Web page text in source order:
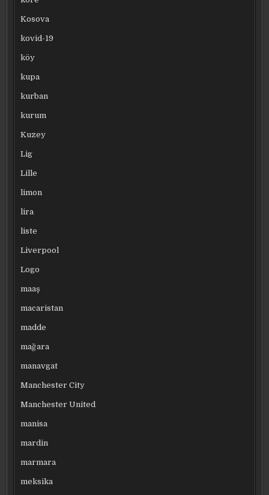
Kosova
kovid-19
köy
kupa
kurban
kurum
Kuzey
Lig
Lille
limon
lira
liste
Liverpool
Logo
maaş
macaristan
madde
mağara
manavgat
Manchester City
Manchester United
manisa
mardin
marmara
meksika